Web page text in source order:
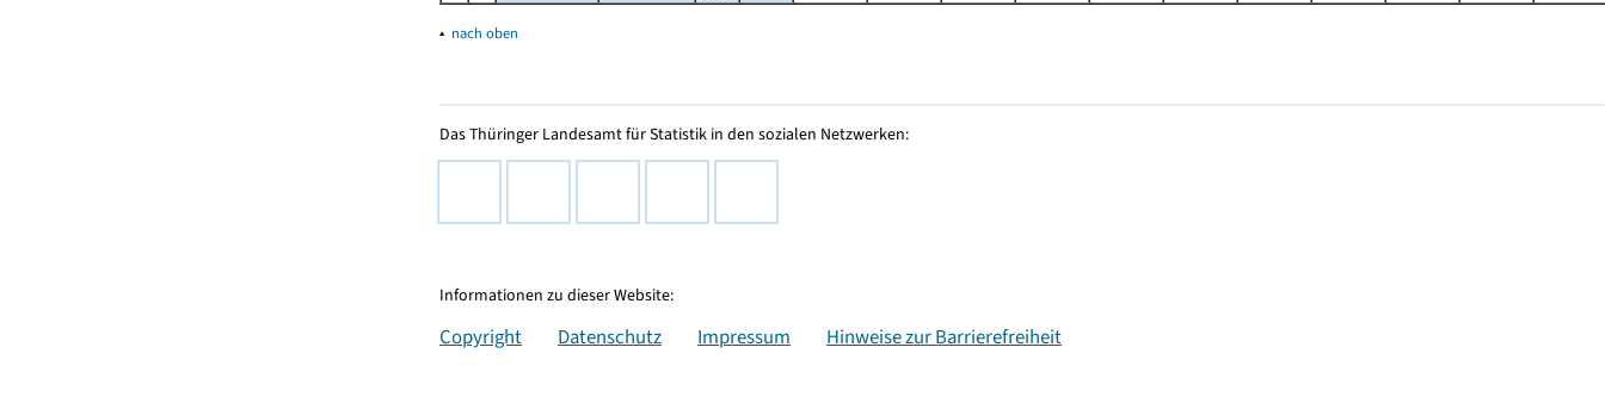
▴ nach oben
Das Thüringer Landesamt für Statistik in den sozialen Netzwerken:
Informationen zu dieser Website:
Copyright Datenschutz Impressum Hinweise zur Barrierefreiheit